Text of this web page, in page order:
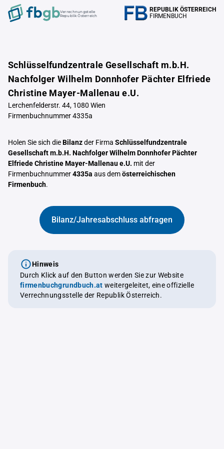
Verrechnungstelle
Republik Österreich
REPUBLIK ÖSTERREICH
FIRMENBUCH
Schlüsselfundzentrale Gesellschaft m.b.H.
Nachfolger Wilhelm Donnhofer Pächter Elfriede
Christine Mayer-Mallenau e.U.
Lerchenfelderstr. 44, 1080 Wien
Firmenbuchnummer 4335a
Holen Sie sich dieBilanzder Firma Schlüsselfundzentrale
Gesellschaft m.b.H. Nachfolger Wilhelm Donnhofer Pächter
Elfriede Christine Mayer-Mallenau e.U. mit der
Firmenbuchnummer4335a aus demösterreichischen
Firmenbuch.
Bilanz/Jahresabschluss abfragen
Hinweis
Durch Klick auf den Button werden Sie zur Website
firmenbuchgrundbuch.at weitergeleitet, eine offizielle
Verrechnungsstelle der Republik Österreich.